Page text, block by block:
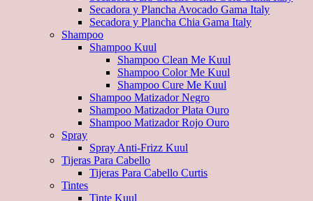
Secadora y Plancha Avocado Gama Italy
Secadora y Plancha Chia Gama Italy
Shampoo
Shampoo Kuul
Shampoo Clean Me Kuul
Shampoo Color Me Kuul
Shampoo Cure Me Kuul
Shampoo Matizador Negro
Shampoo Matizador Plata Ouro
Shampoo Matizador Rojo Ouro
Spray
Spray Anti-Frizz Kuul
Tijeras Para Cabello
Tijeras Para Cabello Curtis
Tintes
Tinte Kuul